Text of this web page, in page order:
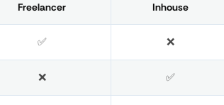
Freelancer Inhouse
✅ ❌
❌ ✅